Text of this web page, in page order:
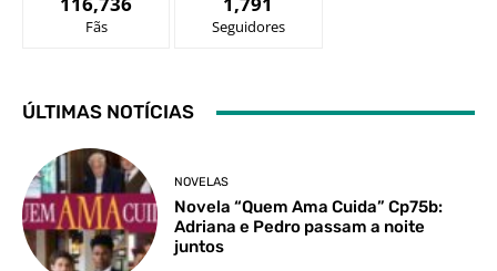
Fãs Seguidores
ÚLTIMAS NOTÍCIAS
NOVELAS
Novela “Quem Ama Cuida” Cp75b:
Adriana e Pedro passam a noite
juntos